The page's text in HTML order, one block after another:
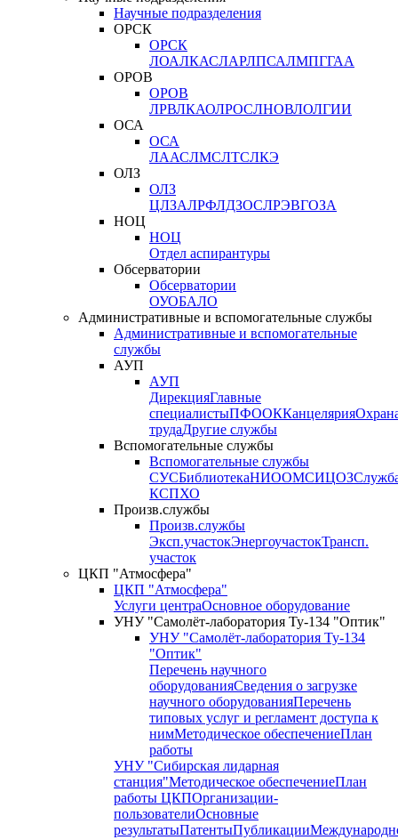
Научные подразделения
ОРСК
ОРСК
ЛОАЛКАСЛАРЛПСАЛМПГГАА
ОРОВ
ОРОВ
ЛРВЛКАОЛРОСЛНОВЛОЛГИИ
ОСА
ОСА
ЛААСЛМСЛТСЛКЭ
ОЛЗ
ОЛЗ
ЦЛЗАЛРФЛДЗОСЛРЭВГОЗА
НОЦ
НОЦ
Отдел аспирантуры
Обсерватории
Обсерватории
ОУОБАЛО
Административные и вспомогательные службы
Административные и вспомогательные
службы
АУП
АУП
ДирекцияГлавные
специалистыПФООККанцелярия
трудаДругие службы
Вспомогательные службы
Вспомогательные службы
СУСБиблиотекаНИООМСИЦОЗ
КСПХО
Произв.службы
Произв.службы
Эксп.участокЭнергоучастокТрансп.
участок
ЦКП "Атмосфера"
ЦКП "Атмосфера"
Услуги центраОсновное оборудование
УНУ "Самолёт-лаборатория Ту-134 "Оптик"
УНУ "Самолёт-лаборатория Ту-134
"Оптик"
Перечень научного
оборудованияСведения о загрузке
научного оборудованияПеречень
типовых услуг и регламент доступа к
нимМетодическое обеспечениеПлан
работы
УНУ "Сибирская лидарная
станция"Методическое обеспечениеПлан
работы ЦКПОрганизации-
пользователиОсновные
результатыПатентыПубликации